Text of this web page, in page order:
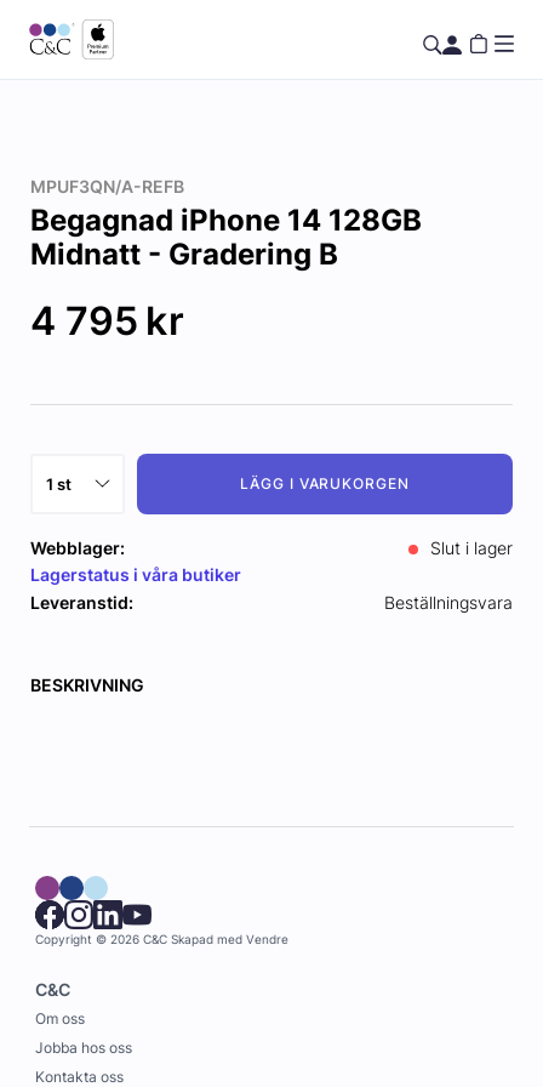
MPUF3QN/A-REFB
Begagnad iPhone 14 128GB
Midnatt - Gradering B
4 795 kr
LÄGG I VARUKORGEN
Webblager:
Slut i lager
Lagerstatus i våra butiker
Leveranstid:
Beställningsvara
BESKRIVNING
Copyright © 2026 C&C Skapad med Vendre
C&C
Om oss
Jobba hos oss
Kontakta oss